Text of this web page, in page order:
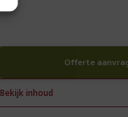
Offerte
Bekijk inhoud